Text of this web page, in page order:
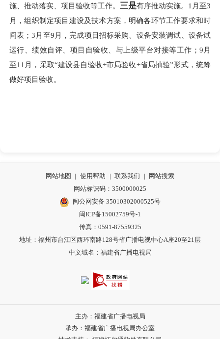
施、推动落实、项目验收等工作。 三是有序推动实施。1月至3
月，组织制定项目建设及技术方案，明确各环节工作要求和时
间表；3月至9月，完成项目招标采购、设备安装调试、设备试
运行、绩效自评、项目自验收、与上级平台对接等工作；9月
至11月，采取“建设县自验收+市局验收+省局抽验”形式，统筹
做好项目验收。
网站地图 | 使用帮助 | 联系我们 |
网站搜索
网站标识码：3500000025
闽公网安备 35010302000525号
闽ICP备15002759号-1
传真：0591-87559325
地址：福州市台江区西环南路128号省广播电视中心A座20至21层
中文域名：福建省广播电视局
主办：福建省广播电视局
承办：福建省广播电视局办公室